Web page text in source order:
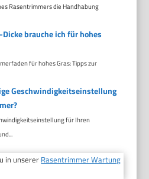
Rasentrimmers die Handhabung
brauche ich für hohes
für hohes Gras: Tipps zur
Geschwindigkeitseinstellung
für Ihren
in unserer Rasentrimmer Wartung